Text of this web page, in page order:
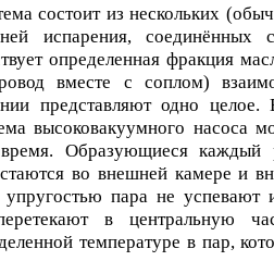
состоит из нескольких
испарения,
определенная фракция
вместе с соплом)
представляют одно
высоковакуумного насоса
Образующиеся каждый
во внешней камере и
пара не успевают
в центральную
температуре в пар,